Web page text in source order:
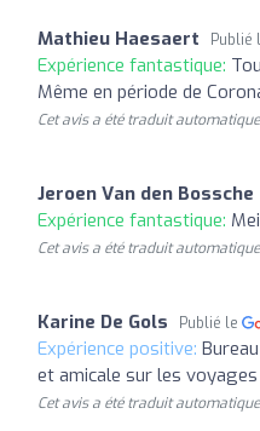
Mathieu Haesaert Publié
Expérience fantastique:
Même en période de
Cet avis a été traduit
Jeroen Van den Bossche
Expérience fantastique:
Cet avis a été traduit
Karine De Gols Publié le
Expérience positive:
et amicale sur les
Cet avis a été traduit